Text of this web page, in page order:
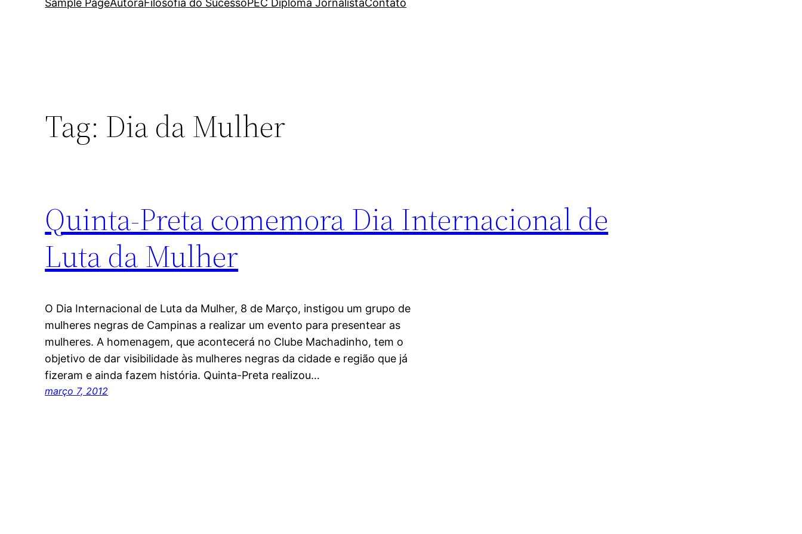
Sample PageAutoraFilosofia do SucessoPEC Diploma JornalistaContato
Tag: Dia da Mulher
Quinta-Preta comemora Dia Internacional de
Luta da Mulher
O Dia Internacional de Luta da Mulher, 8 de Março, instigou um grupo de
mulheres negras de Campinas a realizar um evento para presentear as
mulheres. A homenagem, que acontecerá no Clube Machadinho, tem o
objetivo de dar visibilidade às mulheres negras da cidade e região que já
fizeram e ainda fazem história. Quinta-Preta realizou…
março 7, 2012